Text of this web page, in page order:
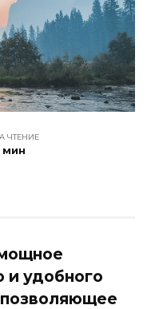
ЧТЕНИЕ
мин
и удобного